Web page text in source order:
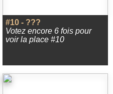
#10 - ???
Votez encore 6 fois pour
voir la place #10